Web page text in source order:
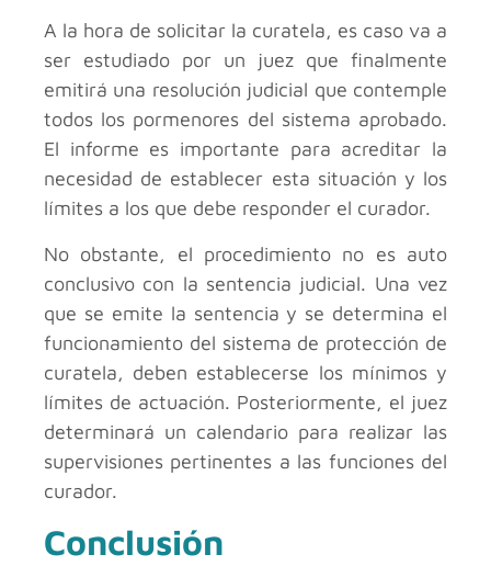
A la hora de solicitar la curatela, es caso va a
ser estudiado por un juez que finalmente
emitirá una resolución judicial que contemple
todos los pormenores del sistema aprobado.
El informe es importante para acreditar la
necesidad de establecer esta situación y los
límites a los que debe responder el curador.
No obstante, el procedimiento no es auto
conclusivo con la sentencia judicial. Una vez
que se emite la sentencia y se determina el
funcionamiento del sistema de protección de
curatela, deben establecerse los mínimos y
límites de actuación. Posteriormente, el juez
determinará un calendario para realizar las
supervisiones pertinentes a las funciones del
curador.
Conclusión